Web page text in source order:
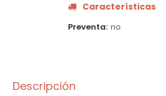
Características
Preventa no
Descripción